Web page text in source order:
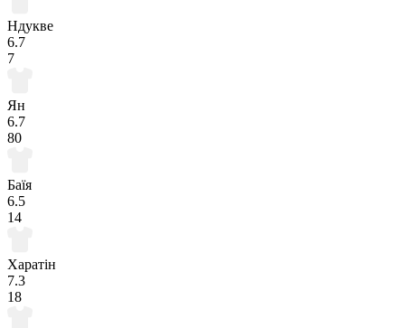
Ндукве
6.7
7
Ян
6.7
80
Баїя
6.5
14
Харатін
7.3
18